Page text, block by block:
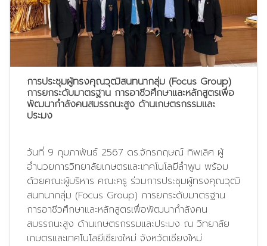
การประชุมผู้ทรงคุณวุฒิสนทนากลุ่ม (Focus Group)
การยกระดับมาตรฐาน การอาชีวศึกษาและหลักสูตรเพื่อ
พัฒนากำลังคนสมรรถนะสูง ด้านเกษตรกรรมและ
ประมง
วันที่ 9 กุมภาพันธ์ 2567 ดร.จักรกฤษณ์ ทิพเลิศ ผู้
อำนวยการวิทยาลัยเกษตรและเทคโนโลยีลำพูน พร้อม
ด้วยคณะผู้บริหาร คณะครู ร่วมการประชุมผู้ทรงคุณวุฒิ
สนทนากลุ่ม (Focus Group) การยกระดับมาตรฐาน
การอาชีวศึกษาและหลักสูตรเพื่อพัฒนากำลังคน
สมรรถนะสูง ด้านเกษตรกรรมและประมง ณ วิทยาลัย
เกษตรและเทคโนโลยีเชียงใหม่ จังหวัดเชียงใหม่